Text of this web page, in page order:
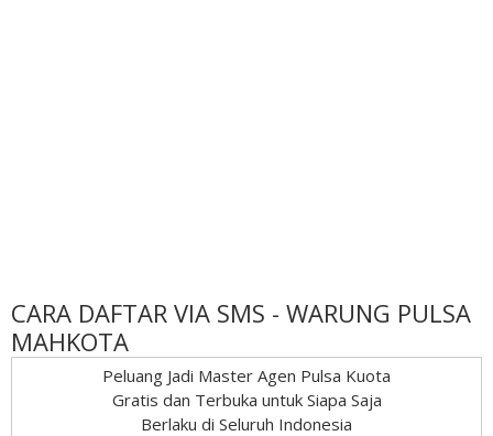
CARA DAFTAR VIA SMS - WARUNG PULSA
MAHKOTA
Peluang Jadi Master Agen Pulsa Kuota
Gratis dan Terbuka untuk Siapa Saja
Berlaku di Seluruh Indonesia